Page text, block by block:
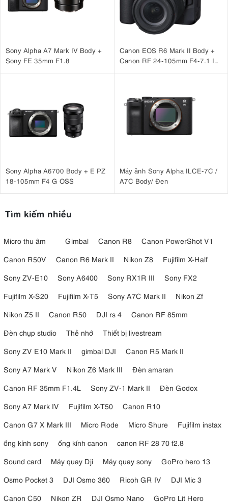
Sony Alpha A7 Mark IV Body +
Sony FE 35mm F1.8
Canon EOS R6 Mark II Body +
Canon RF 24-105mm F4-7.1 IS
Sony Alpha A6700 Body + E PZ
18-105mm F4 G OSS
Máy ảnh Sony Alpha ILCE-7C /
A7C Body/ Đen
Tìm kiếm nhiều
Micro thu âm Gimbal Canon R8
Canon PowerShot V1
Canon R50V
Canon R6 Mark II Nikon Z8
Fujifilm X-Half
Sony ZV-E10
Sony A6400 Sony RX1R III
Sony FX2
Fujifilm X-S20
Fujifilm X-T5 Sony A7C Mark II
Nikon Zf
Nikon Z5 II
Canon R50 DJI rs 4
Canon RF 85mm
Đèn chụp studio
Thẻ nhớ
Thiết bị livestream
Sony ZV E10 Mark II
gimbal DJI
Canon R5 Mark II
Sony A7 Mark V
Nikon Z6 Mark III
Đèn amaran
Canon RF 35mm F1.4L
Sony ZV-1 Mark II
Đèn Godox
Sony A7 Mark IV
Fujifilm X-T50
Canon R10
Canon G7 X Mark III
Micro Rode Micro Shure
Fujifilm instax
ống kính sony
ống kính canon
canon RF 28 70 f2.8
Sound card
Máy quay Dji Máy quay sony
GoPro hero 13
Osmo Pocket 3
DJI Osmo 360 Ricoh GR IV
DJI Mic 3
Canon C50
Nikon ZR DJI Osmo Nano
GoPro Lit Hero